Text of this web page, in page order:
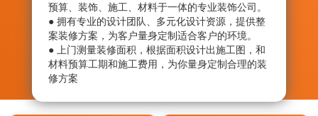
预算、装饰、施工、材料于一体的专业装饰公司。
● 拥有专业的设计团队、多元化设计资源，提供整
案装修方案，为客户量身定制适合客户的环境。
● 上门测量装修面积，根据面积设计出施工图，和
材料预算工期和施工费用，为你量身定制合理的装
修方案